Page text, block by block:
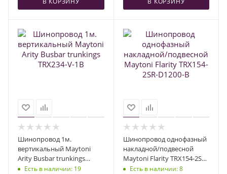
Шинопровод 1м.
вертикальный Maytoni
Arity Busbar trunkings
TRX234-V-1B
Есть в наличии: 19
Шинопровод однофазный
накладной/подвесной
Maytoni Flarity TRX154-2SR-
D1200-B
Есть в наличии: 8